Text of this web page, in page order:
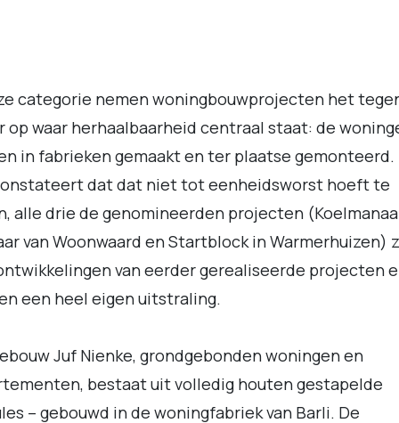
categorie nemen woningbouwprojecten het
op waar herhaalbaarheid centraal staat: de
in fabrieken gemaakt en ter plaatse gemonteerd.
dat dat niet tot eenheidsworst hoeft te
alle drie de genomineerden projecten
van Woonwaard en Startblock in Warmerhuizen)
van eerder gerealiseerde projecten
een heel eigen uitstraling.
Juf Nienke, grondgebonden woningen en
bestaat uit volledig houten gestapelde
– gebouwd in de woningfabriek van Barli. De